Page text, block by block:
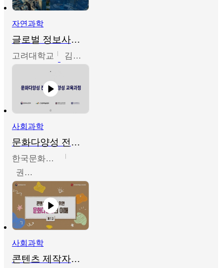
자연과학
글로벌 정보사회와 통계의 창의적 기능
고려대학교 김희영
사회과학
문화다양성 전문인력 양성 기본과정 - 문화다양성의 이해
한국문화예술교육진흥원
권숙인 외 8명
사회과학
콘텐츠 제작자를 위한 문화다양성의 이해